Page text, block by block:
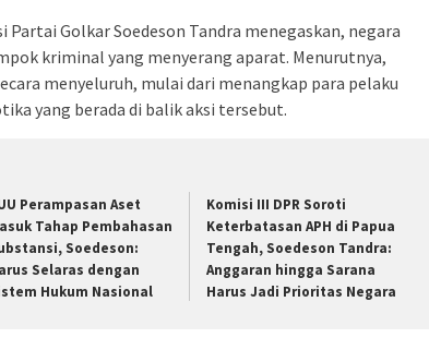
Partai Golkar Soedeson Tandra menegaskan, negara
kriminal yang menyerang aparat. Menurutnya,
menyeluruh, mulai dari menangkap para pelaku
yang berada di balik aksi tersebut.
Perampasan Aset
Tahap Pembahasan
Soedeson:
Selaras dengan
Hukum Nasional
Komisi III DPR Soroti
Keterbatasan APH di Papua
Tengah, Soedeson Tandra:
Anggaran hingga Sarana
Harus Jadi Prioritas Negara